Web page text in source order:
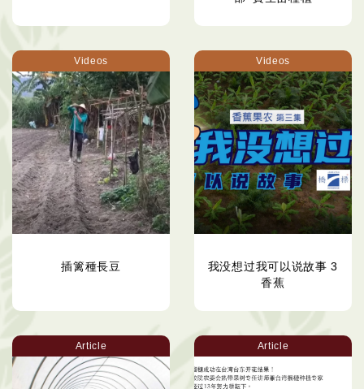
Videos
插篱種長豆
Videos
我没想过我可以说故事 3
香蕉
Article Article